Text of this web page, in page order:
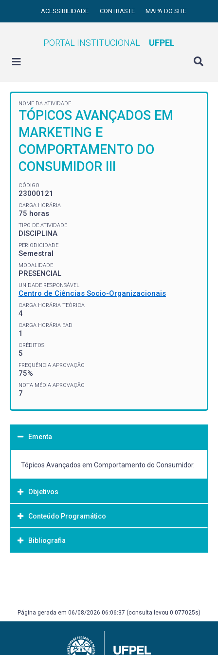
ACESSIBILIDADE CONTRASTE MAPA DO SITE
PORTAL INSTITUCIONAL UFPEL
NOME DA ATIVIDADE
TÓPICOS AVANÇADOS EM
MARKETING E
COMPORTAMENTO DO
CONSUMIDOR III
CÓDIGO
23000121
CARGA HORÁRIA
75 horas
TIPO DE ATIVIDADE
DISCIPLINA
PERIODICIDADE
Semestral
MODALIDADE
PRESENCIAL
UNIDADE RESPONSÁVEL
Centro de Ciências Socio-Organizacionais
CARGA HORÁRIA TEÓRICA
4
CARGA HORÁRIA EAD
1
CRÉDITOS
5
FREQUÊNCIA APROVAÇÃO
75%
NOTA MÉDIA APROVAÇÃO
7
Ementa
Tópicos Avançados em Comportamento do Consumidor.
Objetivos
Objetivo Geral:
Estimular o debate e a postura crítica a partir de
discussões avançadas sobre Comportamento do
Conteúdo Programático
Bibliografia
ROCHA, Angela da. Administração de marketing
COBRA, Marcos. Administração de marketing no Brasil. 4.
São Paulo GEN Atlas 2014.
Página gerada em 06/08/2026 06:06:37 (consulta levou 0.077025s)